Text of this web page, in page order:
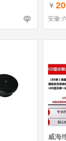
￥
安徽-
威海